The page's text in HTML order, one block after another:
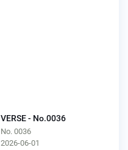
VERSE - No.0036
No. 0036
2026-06-01